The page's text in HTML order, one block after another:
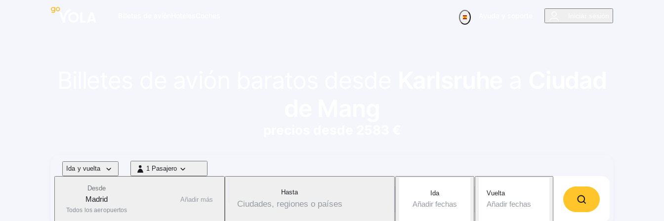
Tipo de vuelo
Ida y vuelta 1 Pasajero
1 Pasajero
Desde
Madrid
Todos los aeropuertos
Añadir más
Hasta
Ciudades, regiones o países
Ida
Añadir fechas
Vuelta
Añadir fechas